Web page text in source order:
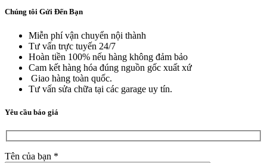
Chúng tôi Gửi Đến Bạn
Miễn phí vận chuyển nội thành
Tư vấn trực tuyến 24/7
Hoàn tiền 100% nếu hàng không đảm bảo
Cam kết hàng hóa đúng nguồn gốc xuất xứ
Giao hàng toàn quốc.
Tư vấn sửa chữa tại các garage uy tín.
Yêu cầu báo giá
Tên của bạn *